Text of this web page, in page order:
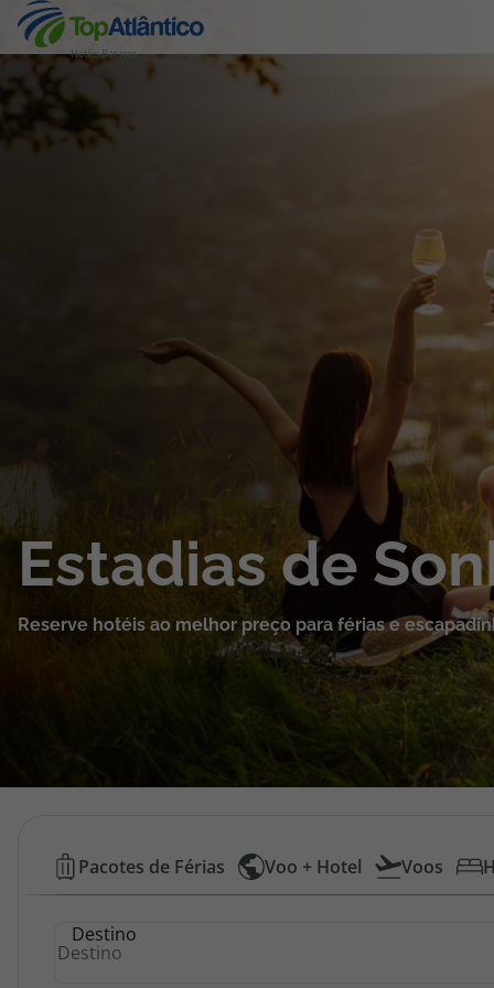
Hotéis Baratos
Destinos
Pacotes de Férias
Cruzeiros
Promoções
Área de Cliente
Estadias de
Reserve hotéis ao melhor preço para férias e
Hotéis
Baratos
Pacotes de Férias Voo + Hotel Voos
Destino